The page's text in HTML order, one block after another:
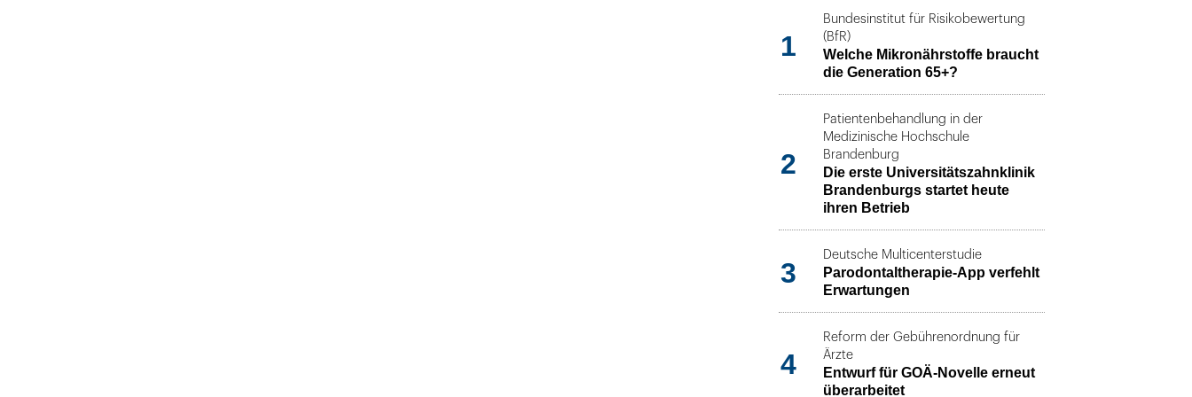
1
Bundesinstitut für Risikobewertung
(BfR)
Welche Mikronährstoffe braucht
die Generation 65+?
2
Patientenbehandlung in der
Medizinische Hochschule
Brandenburg
Die erste Universitätszahnklinik
Brandenburgs startet heute
ihren Betrieb
3
Deutsche Multicenterstudie
Parodontaltherapie-App verfehlt
Erwartungen
4
Reform der Gebührenordnung für
Ärzte
Entwurf für GOÄ-Novelle erneut
überarbeitet